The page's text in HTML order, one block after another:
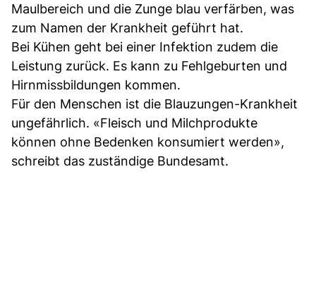
Maulbereich und die Zunge blau verfärben, was
zum Namen der Krankheit geführt hat.
Bei Kühen geht bei einer Infektion zudem die
Leistung zurück. Es kann zu Fehlgeburten und
Hirnmissbildungen kommen.
Für den Menschen ist die Blauzungen-Krankheit
ungefährlich. «Fleisch und Milchprodukte
können ohne Bedenken konsumiert werden»,
schreibt das zuständige Bundesamt.